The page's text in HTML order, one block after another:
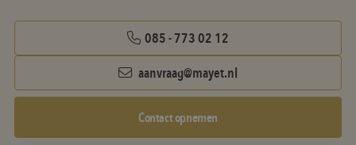
085 - 773 02 12
aanvraag@mayet.nl
Contact opnemen